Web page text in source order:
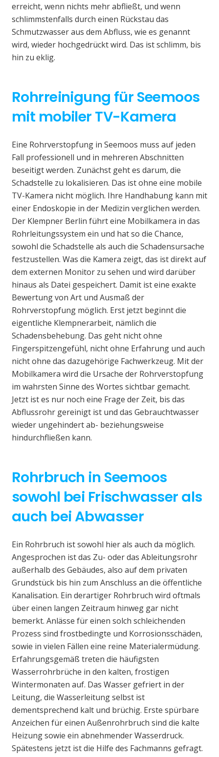
erreicht, wenn nichts mehr abfließt, und wenn
schlimmstenfalls durch einen Rückstau das
Schmutzwasser aus dem Abfluss, wie es genannt
wird, wieder hochgedrückt wird. Das ist schlimm, bis
hin zu eklig.
Rohrreinigung für Seemoos
mit mobiler TV-Kamera
Eine Rohrverstopfung in Seemoos muss auf jeden
Fall professionell und in mehreren Abschnitten
beseitigt werden. Zunächst geht es darum, die
Schadstelle zu lokalisieren. Das ist ohne eine mobile
TV-Kamera nicht möglich. Ihre Handhabung kann mit
einer Endoskopie in der Medizin verglichen werden.
Der Klempner Berlin führt eine Mobilkamera in das
Rohrleitungssystem ein und hat so die Chance,
sowohl die Schadstelle als auch die Schadensursache
festzustellen. Was die Kamera zeigt, das ist direkt auf
dem externen Monitor zu sehen und wird darüber
hinaus als Datei gespeichert. Damit ist eine exakte
Bewertung von Art und Ausmaß der
Rohrverstopfung möglich. Erst jetzt beginnt die
eigentliche Klempnerarbeit, nämlich die
Schadensbehebung. Das geht nicht ohne
Fingerspitzengefühl, nicht ohne Erfahrung und auch
nicht ohne das dazugehörige Fachwerkzeug. Mit der
Mobilkamera wird die Ursache der Rohrverstopfung
im wahrsten Sinne des Wortes sichtbar gemacht.
Jetzt ist es nur noch eine Frage der Zeit, bis das
Abflussrohr gereinigt ist und das Gebrauchtwasser
wieder ungehindert ab- beziehungsweise
hindurchfließen kann.
Rohrbruch in Seemoos
sowohl bei Frischwasser als
auch bei Abwasser
Ein Rohrbruch ist sowohl hier als auch da möglich.
Angesprochen ist das Zu- oder das Ableitungsrohr
außerhalb des Gebäudes, also auf dem privaten
Grundstück bis hin zum Anschluss an die öffentliche
Kanalisation. Ein derartiger Rohrbruch wird oftmals
über einen langen Zeitraum hinweg gar nicht
bemerkt. Anlässe für einen solch schleichenden
Prozess sind frostbedingte und Korrosionsschäden,
sowie in vielen Fällen eine reine Materialermüdung.
Erfahrungsgemäß treten die häufigsten
Wasserrohrbrüche in den kalten, frostigen
Wintermonaten auf. Das Wasser gefriert in der
Leitung, die Wasserleitung selbst ist
dementsprechend kalt und brüchig. Erste spürbare
Anzeichen für einen Außenrohrbruch sind die kalte
Heizung sowie ein abnehmender Wasserdruck.
Spätestens jetzt ist die Hilfe des Fachmanns gefragt.